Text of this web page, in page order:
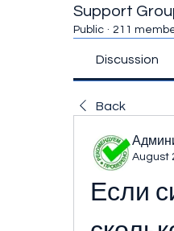
Support
Public · 211
Discussion
Back
August
Если